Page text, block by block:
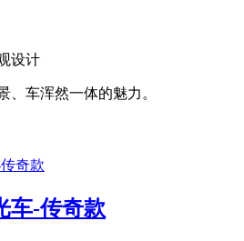
设计
、车浑然一体的魅力。
车-传奇款